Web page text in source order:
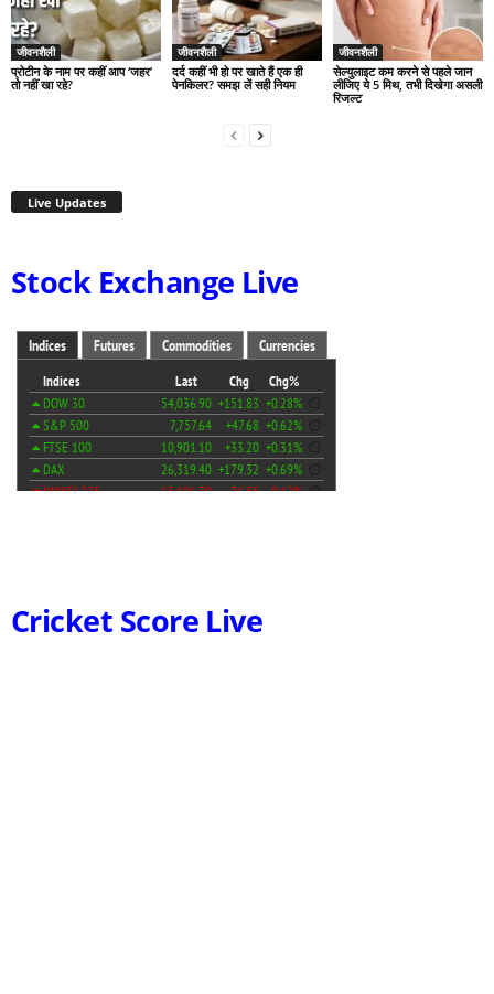
जीवनशैली
प्रोटीन के नाम पर कहीं आप ‘जहर’
तो नहीं खा रहे?
जीवनशैली
दर्द कहीं भी हो पर खाते हैं एक ही
पेनकिलर? समझ लें सही नियम
जीवनशैली
सेल्युलाइट कम करने से पहले जान
लीजिए ये 5 मिथ, तभी दिखेगा असली
रिजल्ट
Live Updates
Stock Exchange Live
Cricket Score Live